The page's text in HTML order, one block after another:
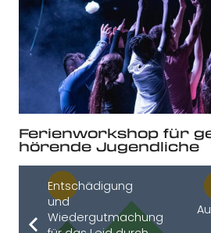
Ferienworkshop für
hörende Jugendliche
Entschädigung
und
Wiedergutmachung